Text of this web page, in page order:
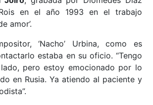
en el año 1993 en el trabajo
amor’.
‘Nacho’ Urbina, como es
estaba en su oficio. “Tengo
pero estoy emocionado por lo
en Rusia. Ya atiendo al paciente y